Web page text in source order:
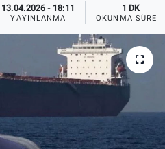
13.04.2026 - 18:11
YAYINLANMA
1 DK
OKUNMA SÜRESI